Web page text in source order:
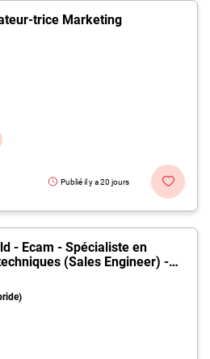
trice Marketing
Publié il y a 20 jours
- Ecam - Spécialiste en
(Sales Engineer) -
sécurité